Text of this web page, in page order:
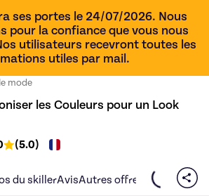
ses portes le 24/07/2026. Nous
pour la confiance que vous nous
utilisateurs recevront toutes les
utiles par mail.
mode
les Couleurs pour un Look
(5.0)
du skillerAvisAutres offres du skiller